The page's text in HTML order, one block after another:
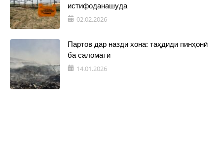
истифоданашуда
02.02.2026
Партов дар назди хона: таҳдиди пинҳонӣ
ба саломатӣ
14.01.2026